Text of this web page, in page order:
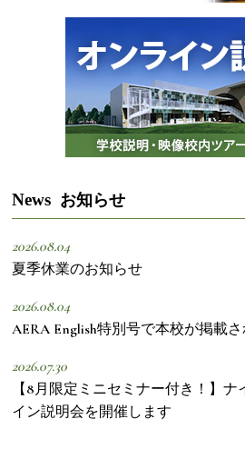
News お知らせ
2026.08.04
夏季休業のお知らせ
2026.08.04
AERA English特別号で本校が掲載
2026.07.30
【8月限定ミニセミナー付き！】
イン説明会を開催します